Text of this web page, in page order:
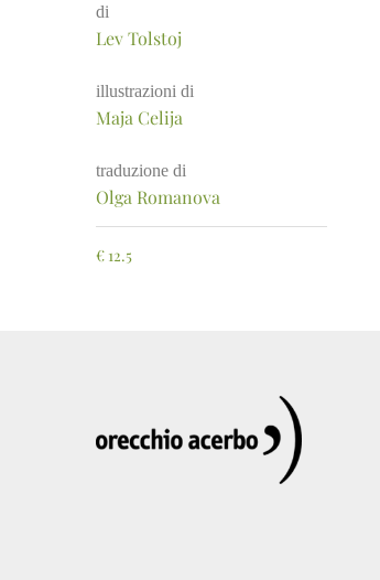
di
Lev Tolstoj
illustrazioni di
Maja Celija
traduzione di
Olga Romanova
€ 12.5